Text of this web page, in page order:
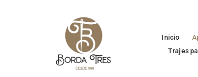
Inicio
Trajes